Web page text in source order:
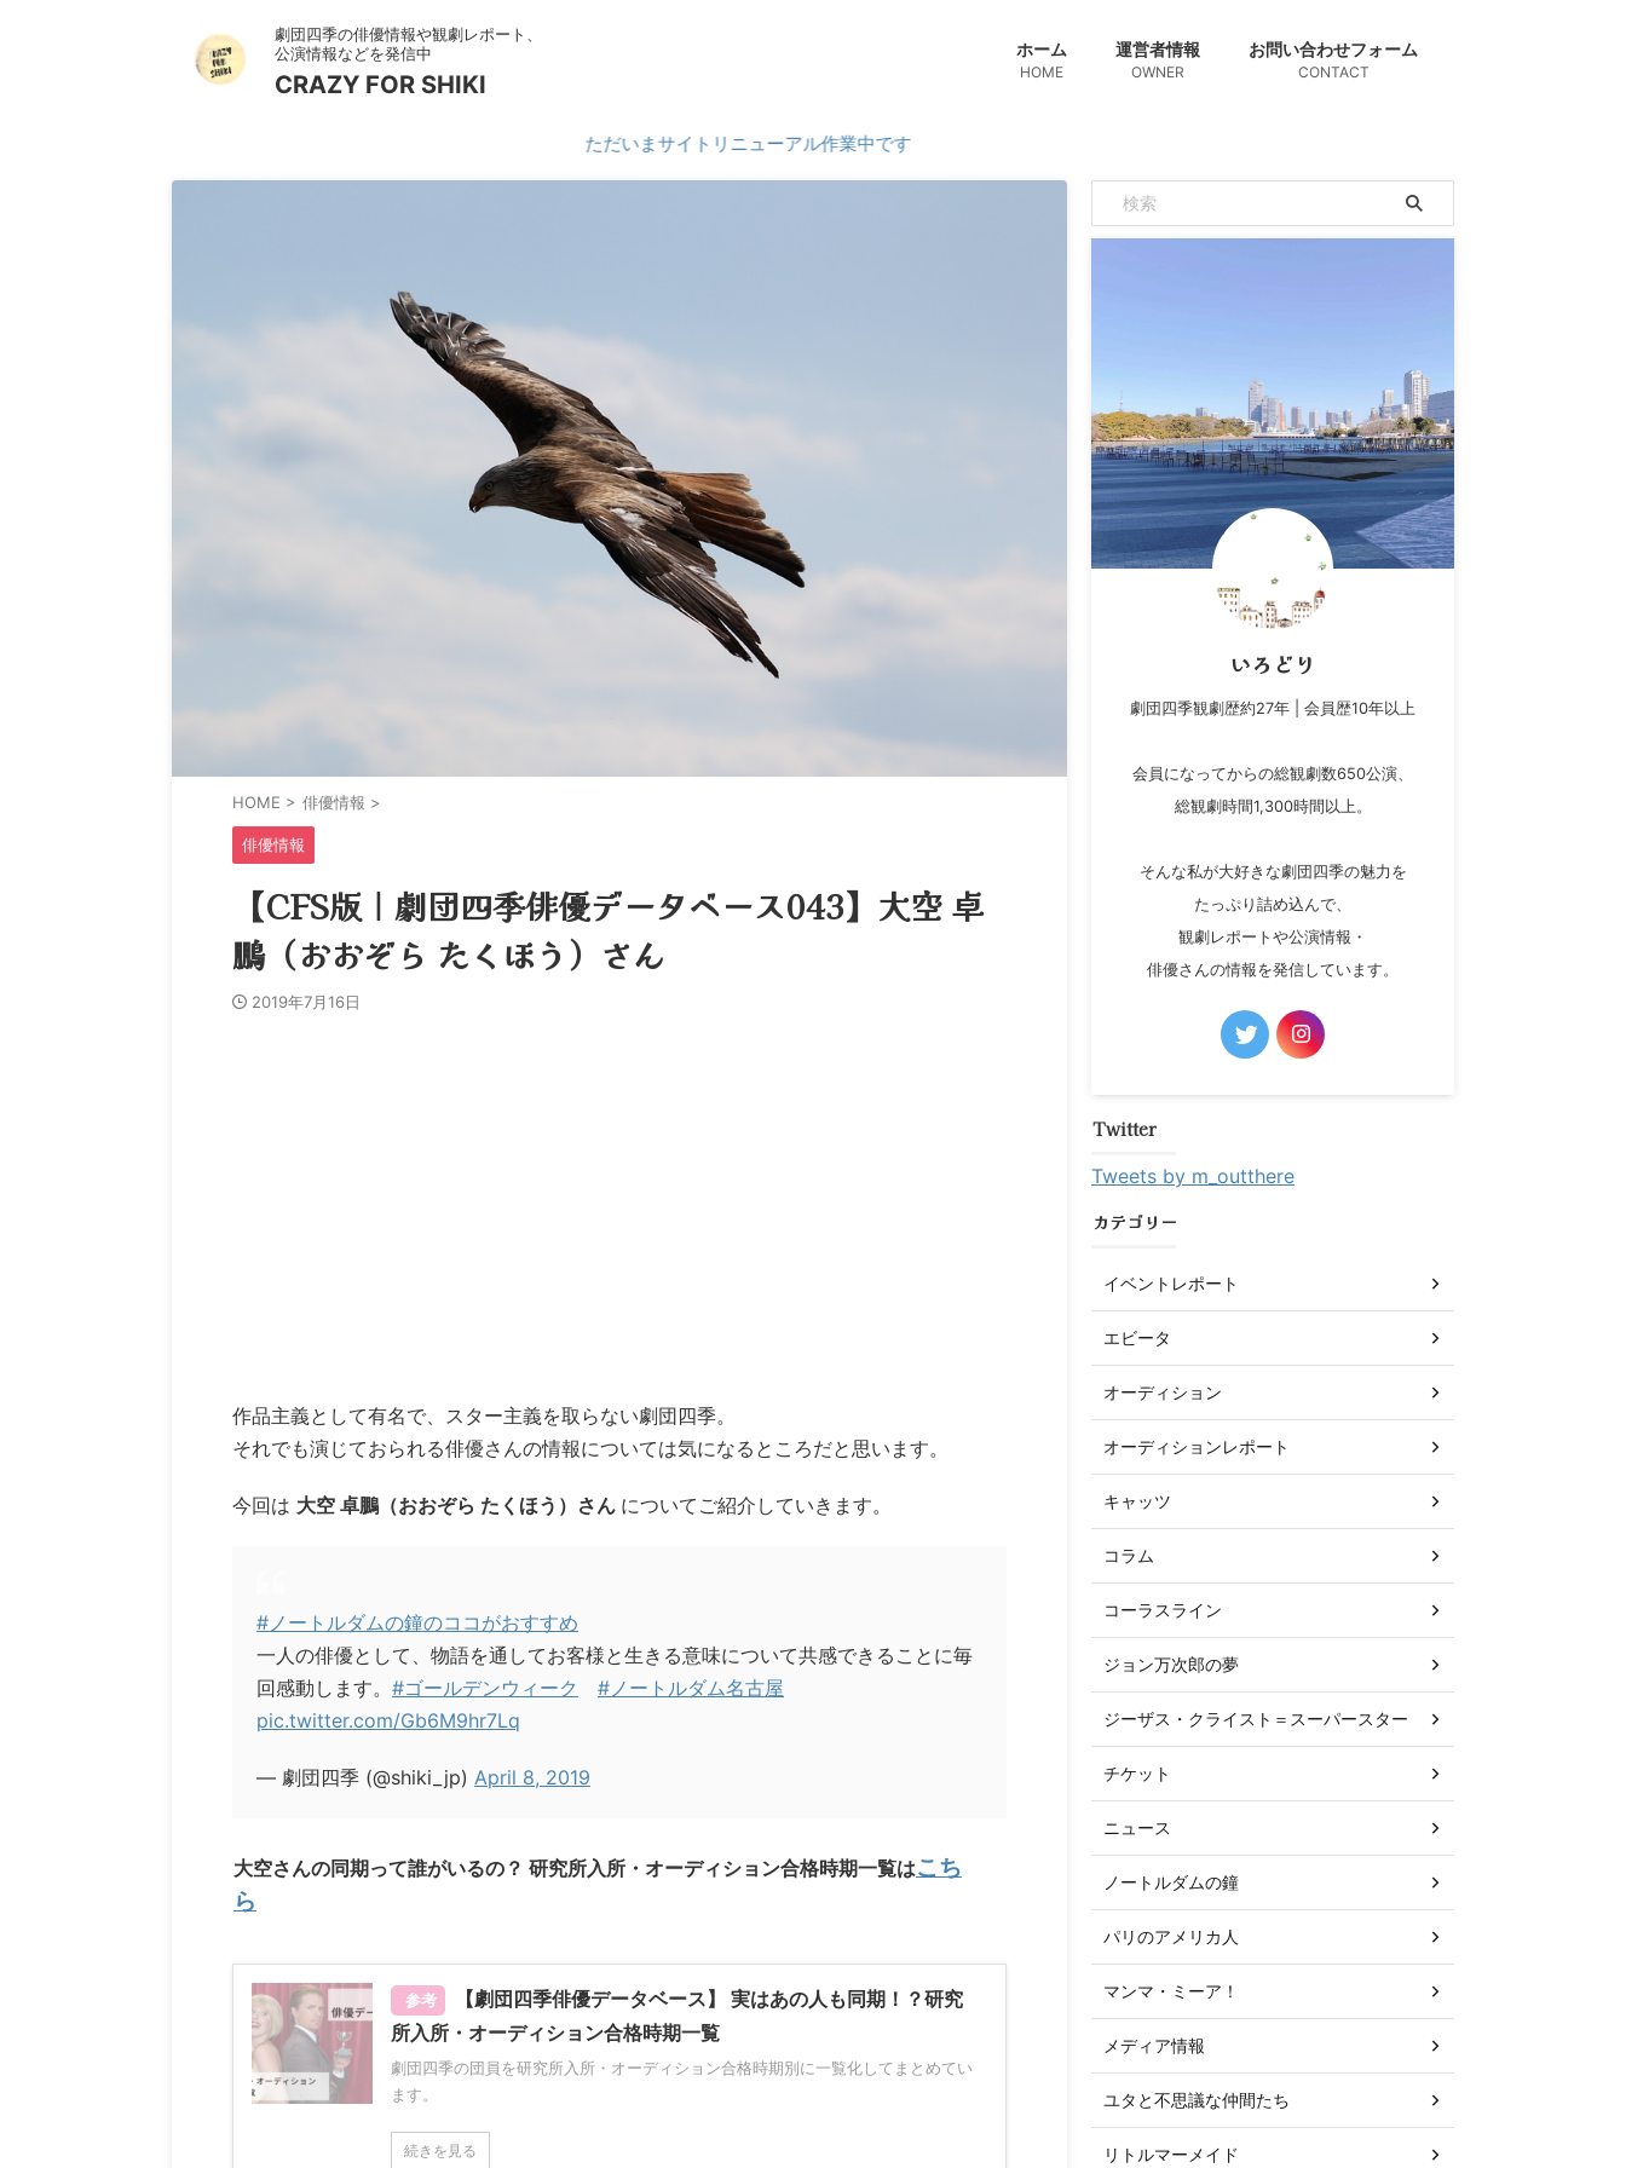
劇団四季の俳優情報や観劇レポート、
公演情報などを発信中
CRAZY FOR SHIKI
ホーム
HOME
運営者情報
OWNER
お問い合わせフォーム
CONTACT
ただいまサイトリニューアル作業中です
HOME > 俳優情報 >
俳優情報
【CFS版｜劇団四季俳優データベース043】大空 卓
鵬（おおぞら たくほう）さん
2019年7月16日
作品主義として有名で、スター主義を取らない劇団四季。
それでも演じておられる俳優さんの情報については気になるところだと思います。
今回は 大空 卓鵬（おおぞら たくほう）さん についてご紹介していきます。
#ノートルダムの鐘のココがおすすめ
一人の俳優として、物語を通してお客様と生きる意味について共感できることに毎
回感動します。 #ゴールデンウィーク
#ノートルダム名古屋
pic.twitter.com/Gb6M9hr7Lq
— 劇団四季 (@shiki_jp) April 8, 2019
大空さんの同期って誰がいるの？ 研究所入所・オーディション合格時期一覧はこち
ら
参考
【劇団四季俳優データベース】 実はあの人も同期！？研究
所入所・オーディション合格時期一覧
劇団四季の団員を研究所入所・オーディション合格時期別に一覧化してまとめてい
ます。
続きを見る
いろどり
劇団四季観劇歴約27年 | 会員歴10年以上
会員になってからの総観劇数650公演、
総観劇時間1,300時間以上。
そんな私が大好きな劇団四季の魅力を
たっぷり詰め込んで、
観劇レポートや公演情報・
俳優さんの情報を発信しています。
Twitter
Tweets by m_outthere
カテゴリー
イベントレポート
エビータ
オーディション
オーディションレポート
キャッツ
コラム
コーラスライン
ジョン万次郎の夢
ジーザス・クライスト＝スーパースター
チケット
ニュース
ノートルダムの鐘
パリのアメリカ人
マンマ・ミーア！
メディア情報
ユタと不思議な仲間たち
リトルマーメイド